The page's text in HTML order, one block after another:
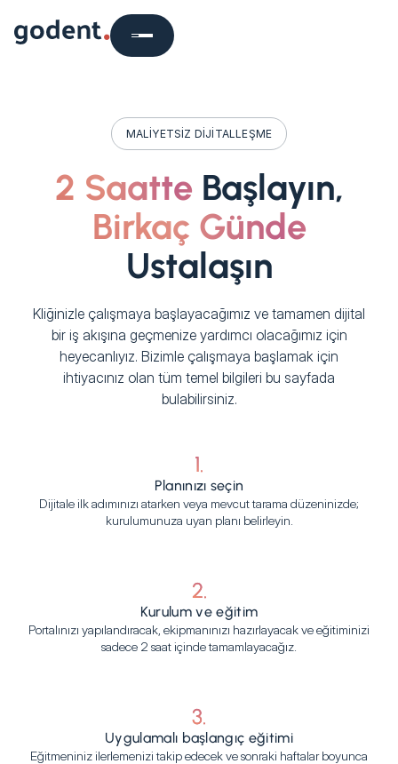
MALIYETSIZ DIJITALLEŞME
2 Saatte Başlayın,
Birkaç Günde
Ustalaşın
Kliğinizle çalışmaya başlayacağımız ve tamamen dijital
bir iş akışına geçmenize yardımcı olacağımız için
heyecanlıyız. Bizimle çalışmaya başlamak için
ihtiyacınız olan tüm temel bilgileri bu sayfada
bulabilirsiniz.
1.
Planınızı seçin
Dijitale ilk adımınızı atarken veya mevcut tarama düzeninizde;
kurulumunuza uyan planı belirleyin.
2.
Kurulum ve eğitim
Portalınızı yapılandıracak, ekipmanınızı hazırlayacak ve eğitiminizi
sadece 2 saat içinde tamamlayacağız.
3.
Uygulamalı başlangıç eğitimi
Eğitmeniniz ilerlemenizi takip edecek ve sonraki haftalar boyunca